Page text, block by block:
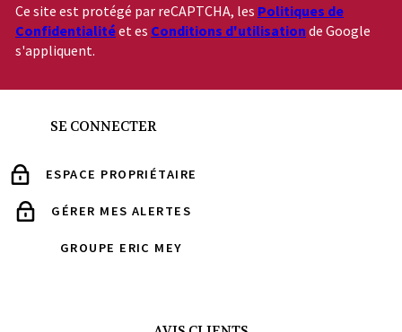
Ce site est protégé par reCAPTCHA, les Politiques de
Confidentialitéet es Conditions d'utilisation de Google
s'appliquent.
SE CONNECTER
ESPACE PROPRIÉTAIRE
GÉRER MES ALERTES
GROUPE ERIC MEY